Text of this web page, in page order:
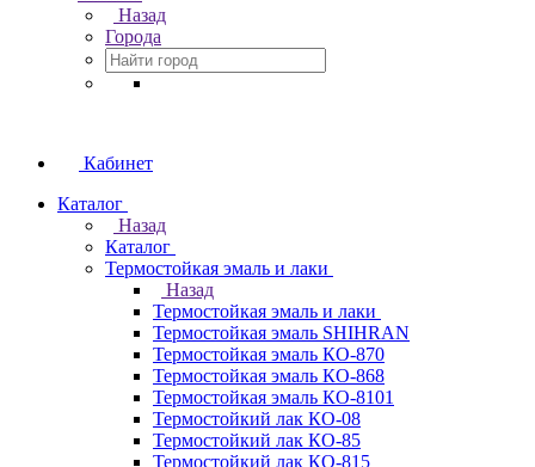
Назад
Города
Кабинет
Каталог
Назад
Каталог
Термостойкая эмаль и лаки
Назад
Термостойкая эмаль и лаки
Термостойкая эмаль SHIHRAN
Термостойкая эмаль КО-870
Термостойкая эмаль КО-868
Термостойкая эмаль КО-8101
Термостойкий лак КО-08
Термостойкий лак КО-85
Термостойкий лак КО-815